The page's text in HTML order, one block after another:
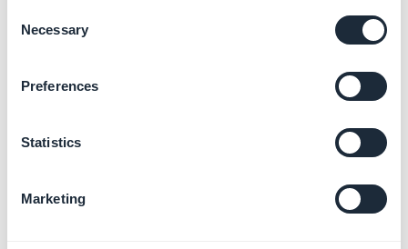
Selection
Necessary
Preferences
Statistics
Marketing
Publicar tu mismo la App
Más información